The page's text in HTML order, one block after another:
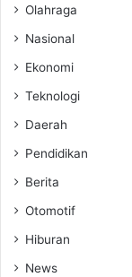
Olahraga
Nasional
Ekonomi
Teknologi
Daerah
Pendidikan
Berita
Otomotif
Hiburan
News